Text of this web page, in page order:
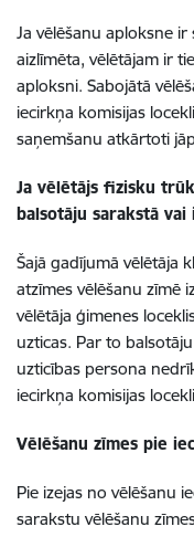
Ja vēlēšanu aploksne
aizlīmēta, vēlētājam ir
aploksni. Sabojātā
iecirkņa komisijas
saņemšanu atkārtoti
Ja vēlētājs fizisku
balsotāju sarakstā
Šajā gadījumā vēlētāja
atzīmes vēlēšanu zīmē
vēlētāja ģimenes
uzticas. Par to
uzticības persona
iecirkņa komisijas
Vēlēšanu zīmes pie
Pie izejas no vēlēšanu
sarakstu vēlēšanu